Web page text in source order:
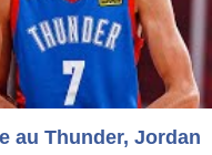
au Thunder, Jordan